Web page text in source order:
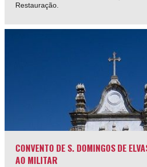
Restauração.
CONVENTO DE S. DOMINGOS DE
AO MILITAR